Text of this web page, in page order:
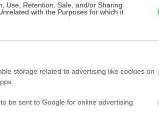
Use, Retention, Sale, and/or Sharing
with the Purposes for which it
storage related to advertising like cookies on
be sent to Google for online advertising